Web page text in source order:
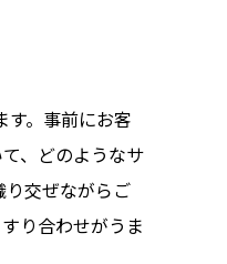
。 事前にお客
、どのようなサ
り交ぜながらご
り合わせがうま